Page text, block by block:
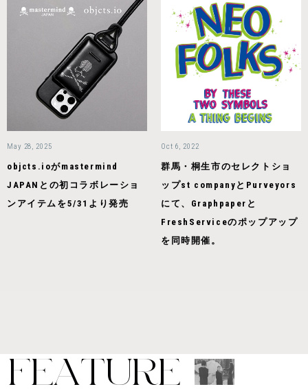
May 28, 2025
objcts.ioがmastermind
JAPANとの初コラボレーショ
ンアイテムを5/31より発売
Oct 6, 2022
群馬・桐生市のセレクトショ
ップst companyとPurveyors
にて、Graphpaperと
FreshServiceのポップアップ
を同時開催。
FEATURE